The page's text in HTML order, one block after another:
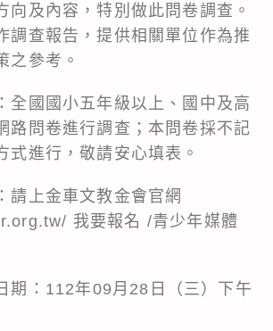
向及內容，特別做此問卷調查。
調查報告，提供相關單位作為推
之參考。
全國國小五年級以上、國中及高
路問卷進行調查；本問卷採不記
式進行，敬請安心填表。
請上金車文教金會官網
我要報名 /青少年媒體
期：112年09月28日（三）下午